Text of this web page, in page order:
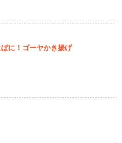
に！ゴーヤかき揚げ